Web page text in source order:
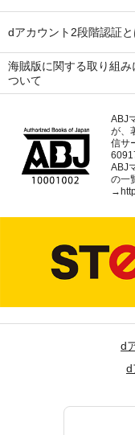
dアカウント2段階認証と
海賊版に関する取り組み
ついて
ABJ
が、
信サ
ABJ
の一
→
d
d